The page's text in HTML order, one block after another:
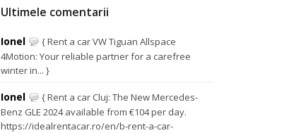
Ultimele comentarii
Ionel
{ Rent a car VW Tiguan Allspace
4Motion: Your reliable partner for a carefree
winter in... }
Ionel
{ Rent a car Cluj: The New Mercedes-
Benz GLE 2024 available from €104 per day.
https://idealrentacar.ro/en/b-rent-a-car-